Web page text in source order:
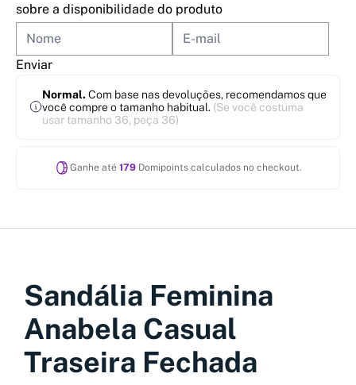
sobre a disponibilidade do produto
Enviar
Normal. Com base nas devoluções, recomendamos que
você compre o tamanho habitual. (Se você costuma
usar tamanho 36, peça 36)
Ganhe até 179 Domipoints calculados no checkout.
Sandália Feminina
Anabela Casual
Traseira Fechada